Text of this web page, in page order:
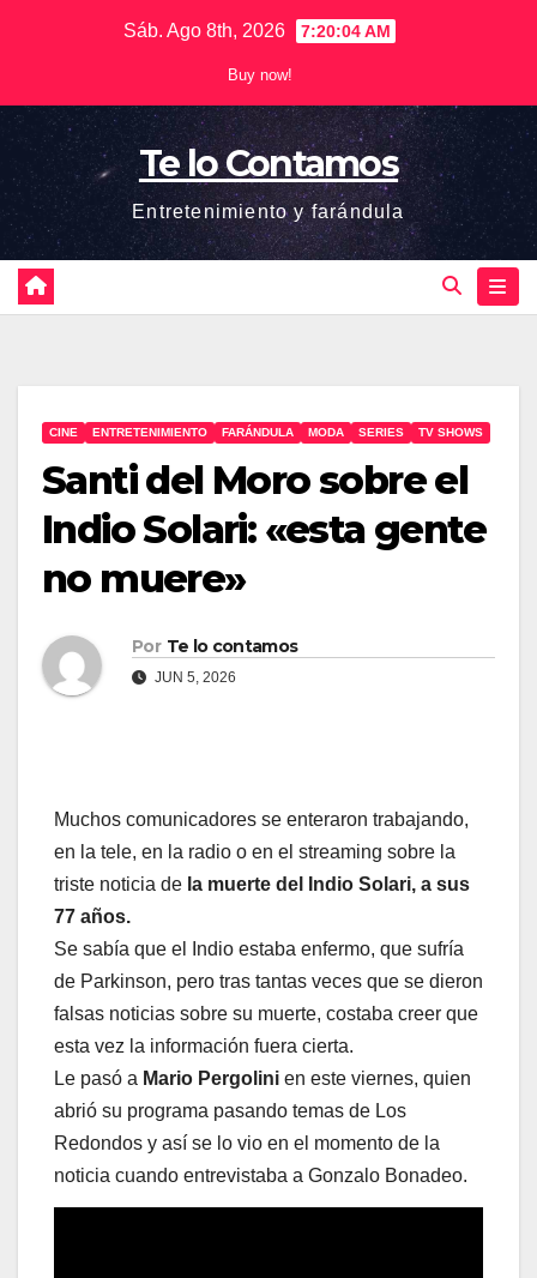
Sáb. Ago 8th, 2026 7:20:05 AM
Buy now!
Te lo Contamos
Entretenimiento y farándula
CINE ENTRETENIMIENTO FARÁNDULA MODA SERIES TV SHOWS
Santi del Moro sobre el
Indio Solari: «esta gente
no muere»
Por Te lo contamos
JUN 5, 2026
Muchos comunicadores se enteraron trabajando,
en la tele, en la radio o en el streaming sobre la
triste noticia de la muerte del Indio Solari, a sus
77 años.
Se sabía que el Indio estaba enfermo, que sufría
de Parkinson, pero tras tantas veces que se dieron
falsas noticias sobre su muerte, costaba creer que
esta vez la información fuera cierta.
Le pasó a Mario Pergolini en este viernes, quien
abrió su programa pasando temas de Los
Redondos y así se lo vio en el momento de la
noticia cuando entrevistaba a Gonzalo Bonadeo.